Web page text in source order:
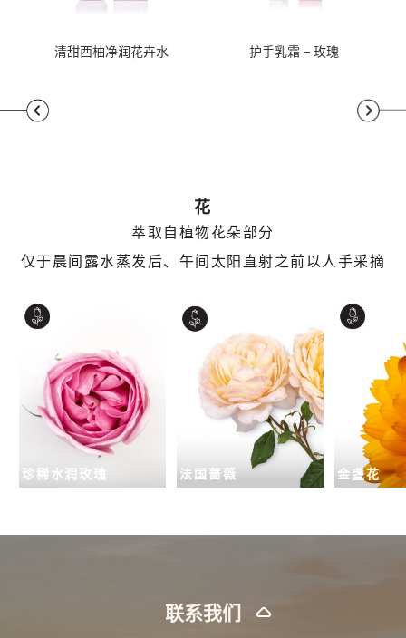
清甜西柚净润花卉水 护手乳霜 – 玫瑰
花
萃取自植物花朵部分
仅于晨间露水蒸发后、午间太阳直射之前以人手采摘
珍稀水润玫瑰 法国蔷薇 金盏花
联系我们